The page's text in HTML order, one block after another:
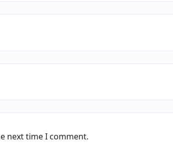
next time I comment.